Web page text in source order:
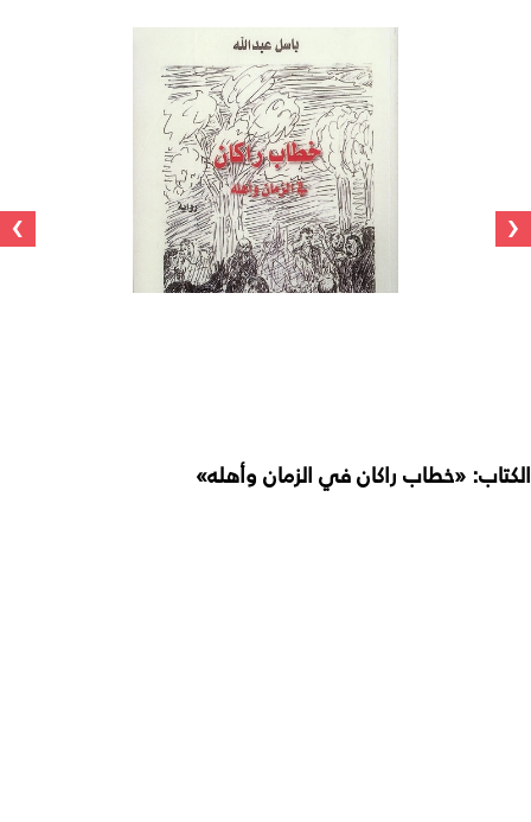
‹
›
الكتاب: «خطاب راكان في الزمان وأهله»